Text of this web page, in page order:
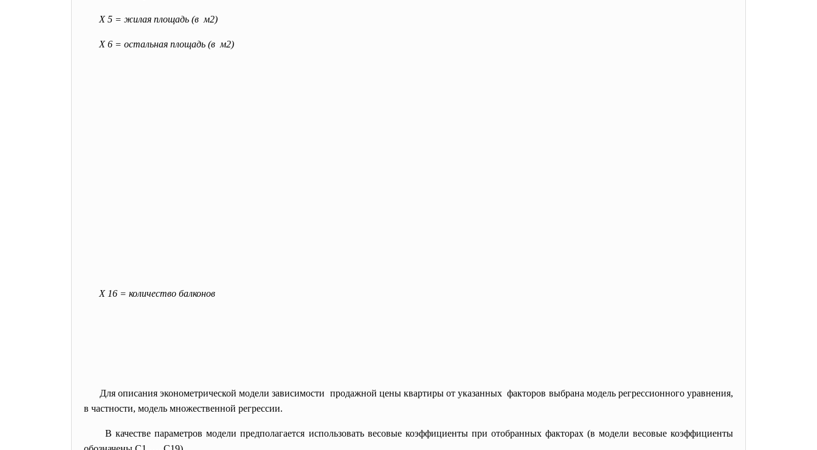
Х 5 = жилая площадь (в м2)
Х 6 = остальная площадь (в м2)
Х 16 = количество балконов
Для описания эконометрической модели зависимости продажной цены квартиры от указанных факторов выбрана модель регрессионного уравнения,
в частности, модель множественной регрессии.
В качестве параметров модели предполагается использовать весовые коэффициенты при отобранных факторах (в модели весовые коэффициенты